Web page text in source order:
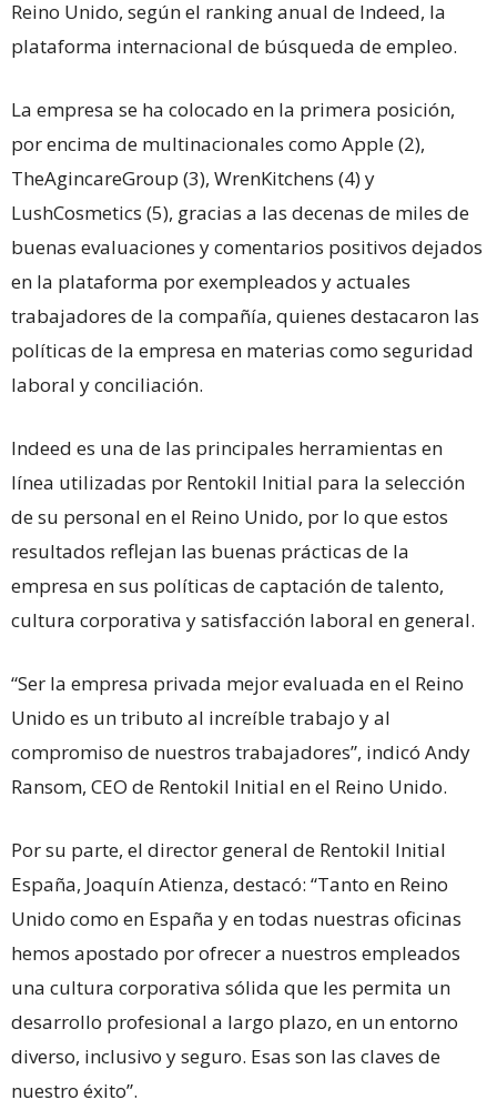
Reino Unido, según el ranking anual de Indeed, la
plataforma internacional de búsqueda de empleo.
La empresa se ha colocado en la primera posición,
por encima de multinacionales como Apple (2),
TheAgincareGroup (3), WrenKitchens (4) y
LushCosmetics (5), gracias a las decenas de miles de
buenas evaluaciones y comentarios positivos dejados
en la plataforma por exempleados y actuales
trabajadores de la compañía, quienes destacaron las
políticas de la empresa en materias como seguridad
laboral y conciliación.
Indeed es una de las principales herramientas en
línea utilizadas por Rentokil Initial para la selección
de su personal en el Reino Unido, por lo que estos
resultados reflejan las buenas prácticas de la
empresa en sus políticas de captación de talento,
cultura corporativa y satisfacción laboral en general.
“Ser la empresa privada mejor evaluada en el Reino
Unido es un tributo al increíble trabajo y al
compromiso de nuestros trabajadores”, indicó Andy
Ransom, CEO de Rentokil Initial en el Reino Unido.
Por su parte, el director general de Rentokil Initial
España, Joaquín Atienza, destacó: “Tanto en Reino
Unido como en España y en todas nuestras oficinas
hemos apostado por ofrecer a nuestros empleados
una cultura corporativa sólida que les permita un
desarrollo profesional a largo plazo, en un entorno
diverso, inclusivo y seguro. Esas son las claves de
nuestro éxito”.